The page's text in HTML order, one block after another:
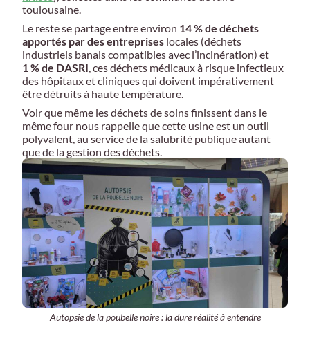
toulousaine.
Le reste se partage entre environ 14 % de déchets
apportés par des entreprises locales (déchets
industriels banals compatibles avec l’incinération) et
1 % de DASRI, ces déchets médicaux à risque infectieux
des hôpitaux et cliniques qui doivent impérativement
être détruits à haute température.
Voir que même les déchets de soins finissent dans le
même four nous rappelle que cette usine est un outil
polyvalent, au service de la salubrité publique autant
que de la gestion des déchets.
Autopsie de la poubelle noire : la dure réalité à entendre